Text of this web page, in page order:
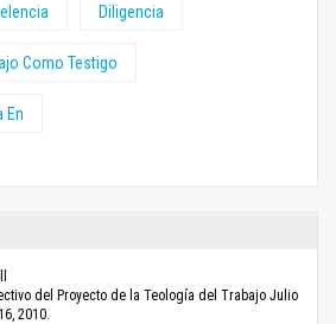
Diligencia
Como Testigo
En
del Proyecto de la Teología del Trabajo Julio
2010.